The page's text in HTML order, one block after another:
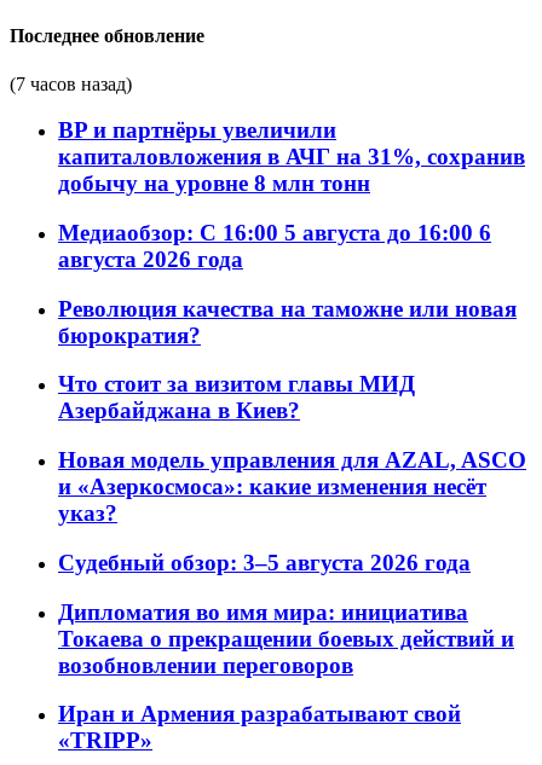
Последнее обновление
(7 часов назад)
BP и партнёры увеличили
капиталовложения в АЧГ на 31%, сохранив
добычу на уровне 8 млн тонн
Медиаобзор: С 16:00 5 августа до 16:00 6
августа 2026 года
Революция качества на таможне или новая
бюрократия?
Что стоит за визитом главы МИД
Азербайджана в Киев?
Новая модель управления для AZAL, ASCO
и «Азеркосмоса»: какие изменения несёт
указ?
Судебный обзор: 3–5 августа 2026 года
Дипломатия во имя мира: инициатива
Токаева о прекращении боевых действий и
возобновлении переговоров
Иран и Армения разрабатывают свой
«TRIPP»